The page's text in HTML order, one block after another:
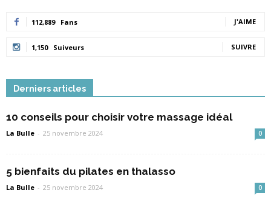
112,889 Fans J'AIME
1,150 Suiveurs SUIVRE
Derniers articles
10 conseils pour choisir votre massage idéal
La Bulle - 25 novembre 2024 0
5 bienfaits du pilates en thalasso
La Bulle - 25 novembre 2024 0